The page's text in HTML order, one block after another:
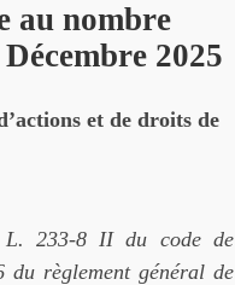
au nombre
2025
et de droits de
L. 233-8 II du code de
du règlement général de